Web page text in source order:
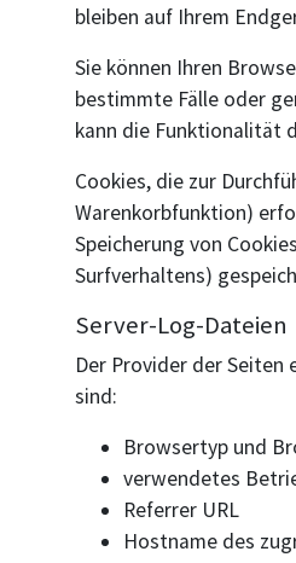
bleiben auf Ihrem
Sie können Ihren
bestimmte Fälle oder
kann die Funktionalität
Cookies, die zur
Warenkorbfunktion)
Speicherung von
Surfverhaltens)
Server-Log-Dateien
Der Provider der
sind:
Browsertyp und
verwendetes
Referrer URL
Hostname des